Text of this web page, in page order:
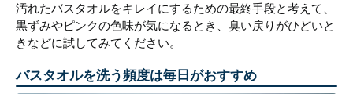
汚れたバスタオルをキレイにするための最終手段と考えて、
黒ずみやピンクの色味が気になるとき、臭い戻りがひどいと
きなどに試してみてください。
バスタオルを洗う頻度は毎日がおすすめ